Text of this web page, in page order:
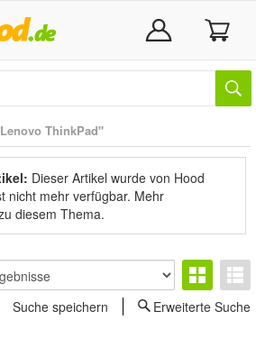
ThinkPad"
Dieser Artikel wurde von Hood
nicht mehr verfügbar. Mehr
diesem Thema.
Suche speichern
Erweiterte Suche